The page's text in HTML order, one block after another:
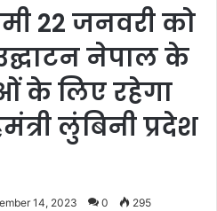
22 जनवरी को
नेपाल के
के लिए रहेगा
लुंबिनी प्रदेश
14, 2023 0 295